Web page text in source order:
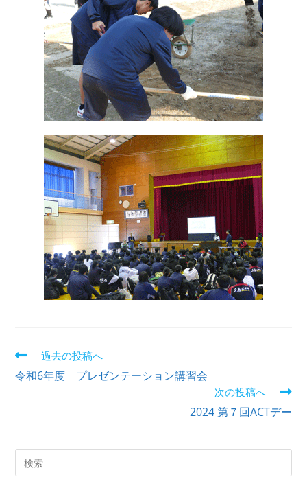
過去の投稿へ
令和6年度 プレゼンテーション講習会
次の投稿へ
2024 第７回ACTデー